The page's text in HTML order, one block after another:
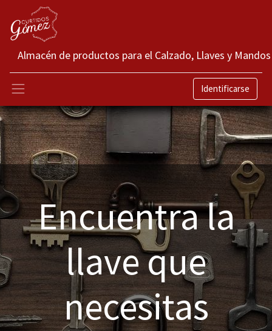
Almacén de productos para el Calzado, Llaves y Mandos
Identificarse
Encuentra la
llave que
necesitas